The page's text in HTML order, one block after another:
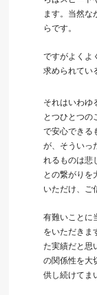
ます。当然な
らです。
ですがよくよ
求められてい
それはいわゆ
とつひとつの
で安心できる
が、そういっ
れるものは悲
との繋がりを
いただけ、ご
有難いことに
をいただきま
た実績だと思
の関係性を大
供し続けてま